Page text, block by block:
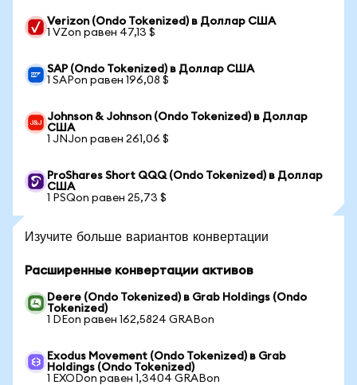
Verizon (Ondo Tokenized) в Доллар США
1 VZon равен 47,13 $
SAP (Ondo Tokenized) в Доллар США
1 SAPon равен 196,08 $
Johnson & Johnson (Ondo Tokenized) в Доллар
США
1 JNJon равен 261,06 $
ProShares Short QQQ (Ondo Tokenized) в Доллар
США
1 PSQon равен 25,73 $
Изучите больше вариантов конвертации
Расширенные конвертации активов
Deere (Ondo Tokenized) в Grab Holdings (Ondo
Tokenized)
1 DEon равен 162,5824 GRABon
Exodus Movement (Ondo Tokenized) в Grab
Holdings (Ondo Tokenized)
1 EXODon равен 1,3404 GRABon